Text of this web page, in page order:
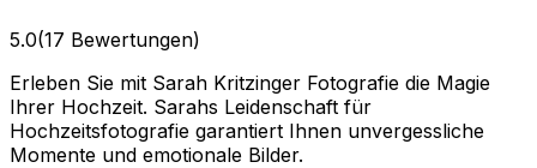
5.0(17 Bewertungen)
Erleben Sie mit Sarah Kritzinger Fotografie die Magie
Ihrer Hochzeit. Sarahs Leidenschaft für
Hochzeitsfotografie garantiert Ihnen unvergessliche
Momente und emotionale Bilder.